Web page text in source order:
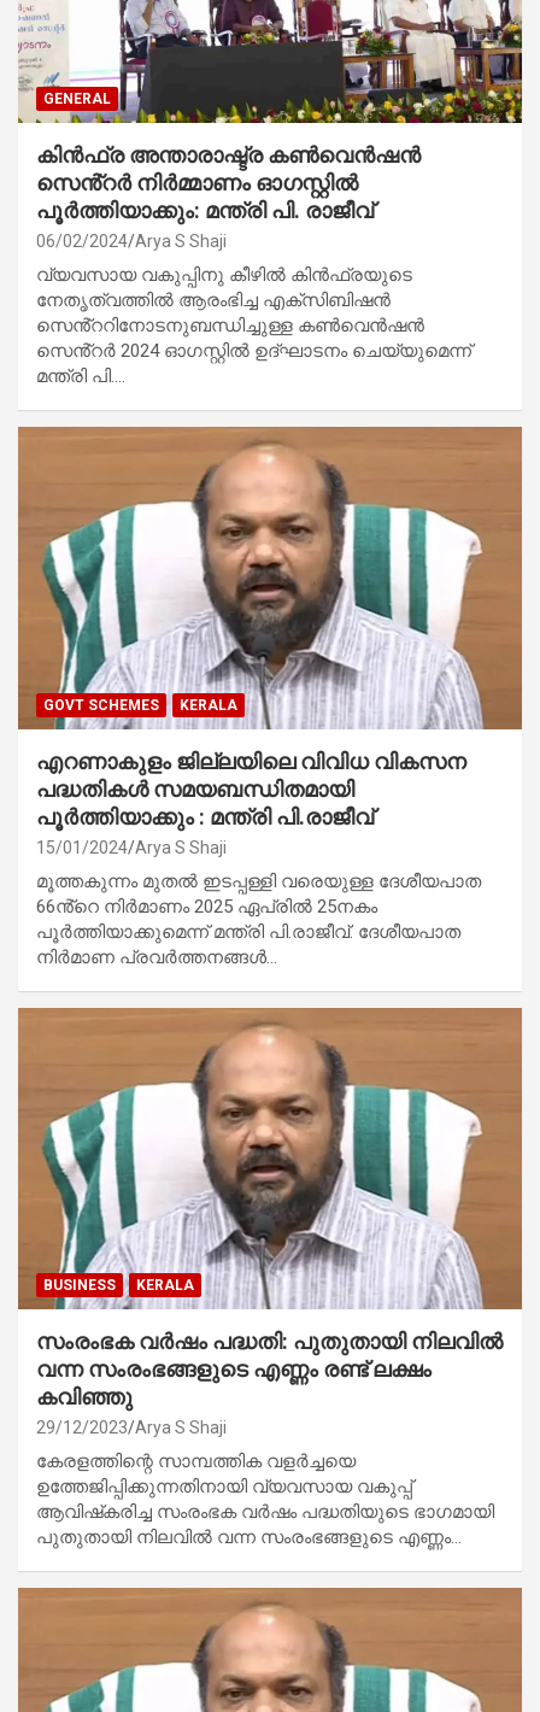
GENERAL
കിൻഫ്ര അന്താരാഷ്ട്ര കൺവെൻഷൻ
സെൻ്റർ നിർമ്മാണം ഓഗസ്റ്റിൽ
പൂർത്തിയാക്കും: മന്ത്രി പി. രാജീവ്
06/02/2024 Arya S Shaji
വ്യവസായ വകുപ്പിനു കീഴിൽ കിൻഫ്രയുടെ
നേതൃത്വത്തിൽ ആരംഭിച്ച എക്സിബിഷൻ
സെൻ്ററിനോടനുബന്ധിച്ചുള്ള കൺവെൻഷൻ
സെൻ്റർ 2024 ഓഗസ്റ്റിൽ ഉദ്ഘാടനം ചെയ്യുമെന്ന്
മന്ത്രി പി.…
GOVT SCHEMES KERALA
എറണാകുളം ജില്ലയിലെ വിവിധ വികസന
പദ്ധതികൾ സമയബന്ധിതമായി
പൂർത്തിയാക്കും : മന്ത്രി പി.രാജീവ്
15/01/2024 Arya S Shaji
മൂത്തകുന്നം മുതൽ ഇടപ്പള്ളി വരെയുള്ള ദേശീയപാത
66ൻ്റെ നിർമാണം 2025 ഏപ്രിൽ 25നകം
പൂർത്തിയാക്കുമെന്ന് മന്ത്രി പി.രാജീവ്. ദേശീയപാത
നിർമാണ പ്രവർത്തനങ്ങൾ…
BUSINESS KERALA
സംരംഭക വർഷം പദ്ധതി: പുതുതായി നിലവിൽ
വന്ന സംരംഭങ്ങളുടെ എണ്ണം രണ്ട് ലക്ഷം
കവിഞ്ഞു
29/12/2023 Arya S Shaji
കേരളത്തിന്റെ സാമ്പത്തിക വളർച്ചയെ
ഉത്തേജിപ്പിക്കുന്നതിനായി വ്യവസായ വകുപ്പ്
ആവിഷ്‌കരിച്ച സംരംഭക വർഷം പദ്ധതിയുടെ ഭാഗമായി
പുതുതായി നിലവിൽ വന്ന സംരംഭങ്ങളുടെ എണ്ണം…